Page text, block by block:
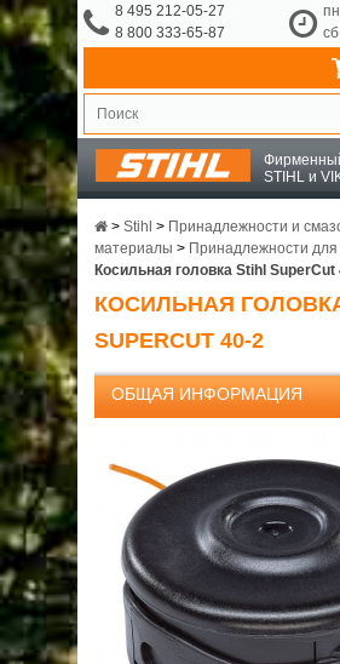
8 495 212-05-27
8 800 333-65-87
STIHL и
STIHL
OCHSENKOPF
ПРИНАДЛЕЖНОСТИ
О КОМПАНИИ
ДОСТАВКА
ОПЛАТА
ГАРАНТИЯ И СЕРВИС
> Stihl > Принадлежности и
материалы > Принадлежности для
Косильная головка Stihl SuperCut
КОСИЛЬНАЯ
SUPERCUT 40-2
ОБЩАЯ ИНФОРМАЦИЯ